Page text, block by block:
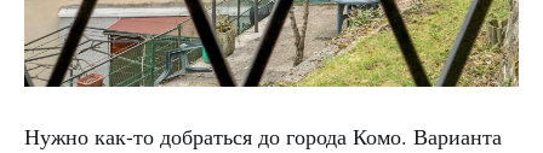
Нужно как-то добраться до города Комо. Варианта